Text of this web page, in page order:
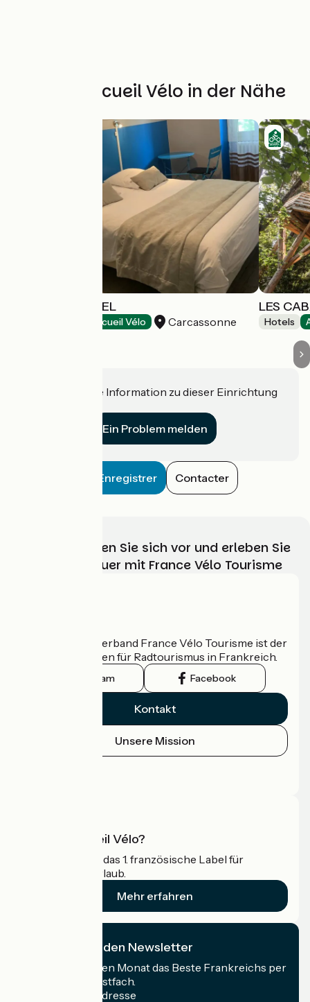
Weitere Accueil Vélo in der Nähe
AU ROYAL HÔTEL
Accueil Vélo Carcassonne
LES
Hotels
Haben Sie eine Information zu dieser Einrichtung
Ein Problem melden
Enregistrer Contacter
Wählen, bereiten Sie sich vor und erleben Sie
Ihr Radabenteuer mit France Vélo Tourisme
Der nationale Verband France Vélo Tourisme ist der
offizielle Leitfaden für Radtourismus in Frankreich.
Instagram Facebook
Kontakt
Unsere Mission
Was ist Accueil Vélo?
Accueil Vélo ist das 1. französische Label für
Radfahrer im Urlaub.
Mehr erfahren
Ich abonniere den Newsletter
Erhalten Sie jeden Monat das Beste Frankreichs per
Rad in Ihrem Postfach.
Meine E-Mail-Adresse